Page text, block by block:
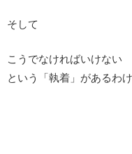
そして
こうでなければいけない
という「執着」があるわけ